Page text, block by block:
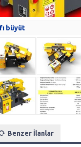
büyüt
Benzer İlanlar